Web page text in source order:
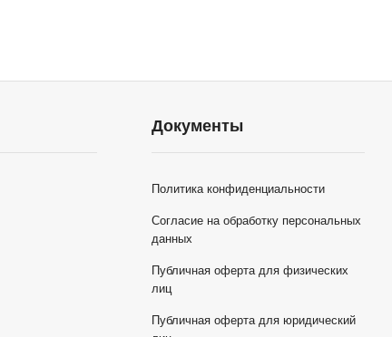
Документы
Политика конфиденциальности
Согласие на обработку персональных
данных
Публичная оферта для физических
лиц
Публичная оферта для юридический